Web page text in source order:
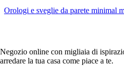
Orologi e sveglie da parete minimal
Negozio online con migliaia di
arredare la tua casa come piace a te.